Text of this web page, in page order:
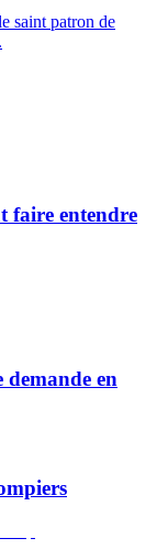
saint patron de
faire entendre
demande en